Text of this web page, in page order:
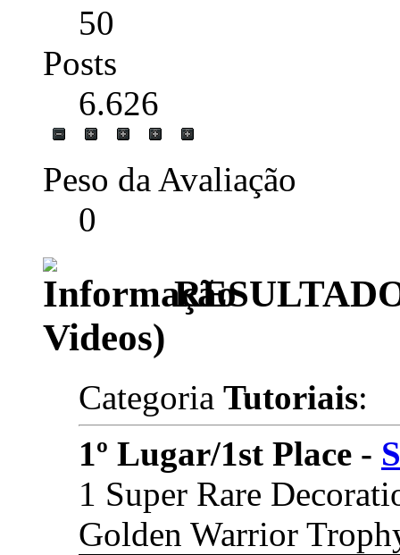
50
Posts
6.626
Peso da Avaliação
0
Videos)
Categoria Tutoriais:
1º Lugar/1st Place -
1 Super Rare
Golden Warrior